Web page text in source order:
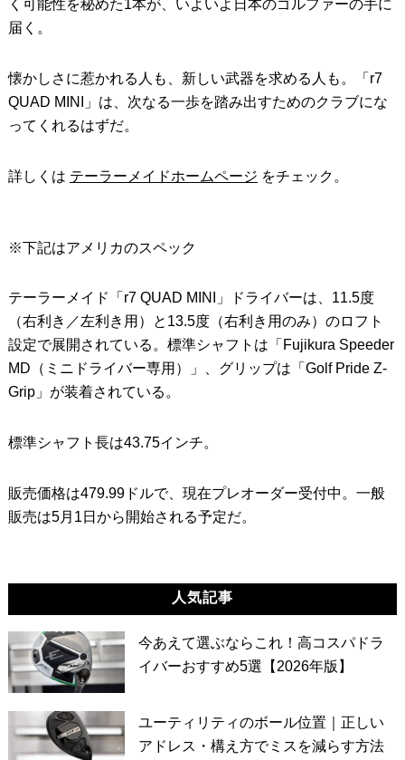
く可能性を秘めた1本が、いよいよ日本のゴルファーの手に
届く。
懐かしさに惹かれる人も、新しい武器を求める人も。「r7
QUAD MINI」は、次なる一歩を踏み出すためのクラブにな
ってくれるはずだ。
詳しくは テーラーメイドホームページ をチェック。
※下記はアメリカのスペック
テーラーメイド「r7 QUAD MINI」ドライバーは、11.5度
（右利き／左利き用）と13.5度（右利き用のみ）のロフト
設定で展開されている。標準シャフトは「Fujikura Speeder
MD（ミニドライバー専用）」、グリップは「Golf Pride Z-
Grip」が装着されている。
標準シャフト長は43.75インチ。
販売価格は479.99ドルで、現在プレオーダー受付中。一般
販売は5月1日から開始される予定だ。
人気記事
今あえて選ぶならこれ！高コスパドラ
イバーおすすめ5選【2026年版】
ユーティリティのボール位置｜正しい
アドレス・構え方でミスを減らす方法